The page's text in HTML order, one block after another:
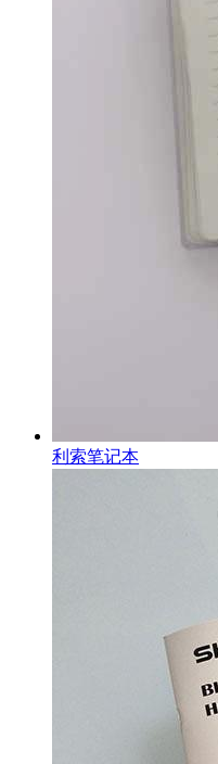
利索笔记本